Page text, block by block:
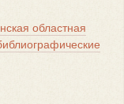
областная